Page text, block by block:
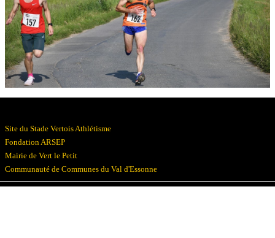
Partenaires
Photos ▼
Site du Stade Vertois Athlétisme
Fondation ARSEP
Mairie de Vert le Petit
Communauté de Communes du Val d'Essonne